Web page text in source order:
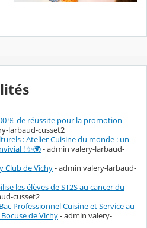
% de réussite pour la promotion
larbaud-cusset2
: Atelier Cuisine du monde : un
! ✨🌍- admin valery-larbaud-
Club de Vichy- admin valery-larbaud-
les élèves de ST2S au cancer du
cusset2
Professionnel Cuisine et Service au
de Vichy- admin valery-